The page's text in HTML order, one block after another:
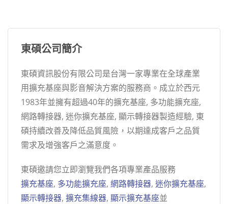
東碩公司簡介
東碩資訊股份有限公司是台灣一家專業在全球產業
用擴充基座與影音解決方案的服務商。成立於西元
1983年並擁有超過40年的擴充基座, 多功能擴充座,
網路轉接器, 迷你擴充基座, 顯示轉接器製造經驗, 東
碩持續改善及降低品質風險，以期達成客戶之品質
需求及增強客戶之滿意度。
東碩邀請您立即瀏覽我們各項專業產品服務
擴充基座, 多功能擴充座, 網路轉接器, 迷你擴充基座,
顯示轉接器, 擴充集線器, 顯示擴充基座並